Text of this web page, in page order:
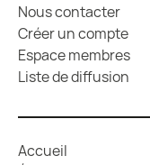
Nous contacter
Créer un compte
Espace membres
Liste de diffusion
Accueil